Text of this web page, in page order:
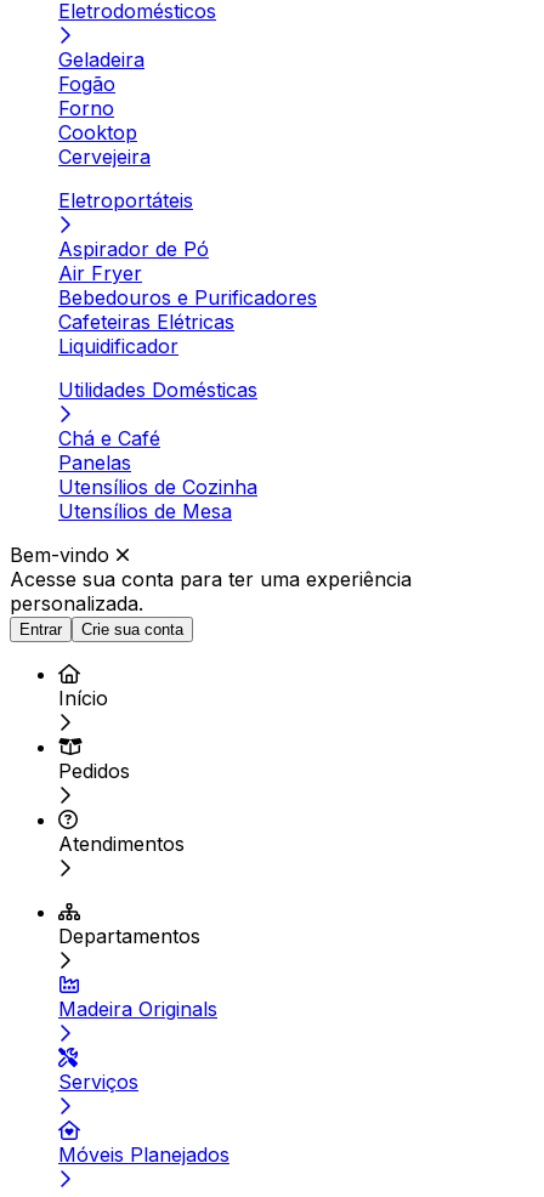
Eletrodomésticos
Geladeira
Fogão
Forno
Cooktop
Cervejeira
Eletroportáteis
Aspirador de Pó
Air Fryer
Bebedouros e Purificadores
Cafeteiras Elétricas
Liquidificador
Utilidades Domésticas
Chá e Café
Panelas
Utensílios de Cozinha
Utensílios de Mesa
Bem-vindo
Acesse sua conta para ter uma experiência
personalizada.
Entrar Crie sua conta
Início
Pedidos
Atendimentos
Departamentos
Madeira Originals
Serviços
Móveis Planejados